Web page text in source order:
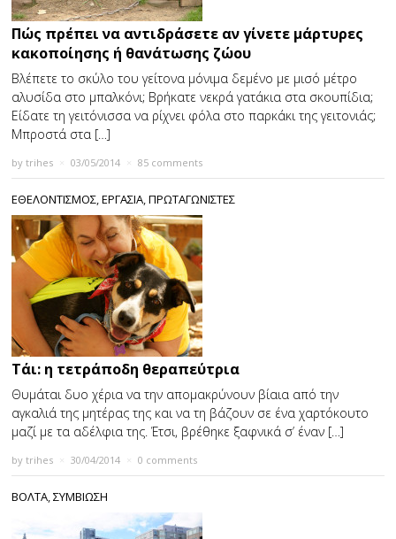
Πώς πρέπει να αντιδράσετε αν γίνετε μάρτυρες
κακοποίησης ή θανάτωσης ζώου
Βλέπετε το σκύλο του γείτονα μόνιμα δεμένο με μισό μέτρο
αλυσίδα στο μπαλκόνι; Βρήκατε νεκρά γατάκια στα σκουπίδια;
Είδατε τη γειτόνισσα να ρίχνει φόλα στο παρκάκι της γειτονιάς;
Μπροστά στα […]
bytrihes 03/05/2014 85 comments
ΕΘΕΛΟΝΤΙΣΜΟΣ,ΕΡΓΑΣΙΑ,ΠΡΩΤΑΓΩΝΙΣΤΕΣ
Τάι: η τετράποδη θεραπεύτρια
Θυμάται δυο χέρια να την απομακρύνουν βίαια από την
αγκαλιά της μητέρας της και να τη βάζουν σε ένα χαρτόκουτο
μαζί με τα αδέλφια της. Έτσι, βρέθηκε ξαφνικά σ’ έναν […]
bytrihes 30/04/2014 0 comments
ΒΟΛΤΑ,ΣΥΜΒΙΩΣΗ